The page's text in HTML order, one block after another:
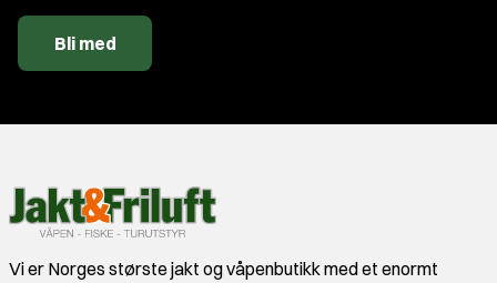
Bli med
Vi er Norges største jakt og våpenbutikk med et enormt